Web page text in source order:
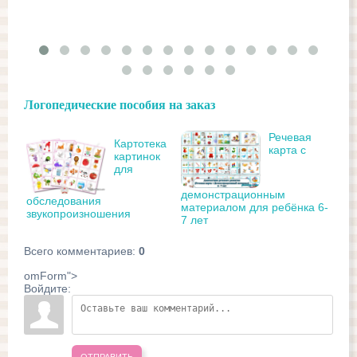
Логопедические пособия на заказ
Картотека
картинок
для
обследования
звукопроизношения
Речевая
карта с
демонстрационным
материалом для ребёнка 6-
7 лет
Всего комментариев: 0
omForm">
Войдите: